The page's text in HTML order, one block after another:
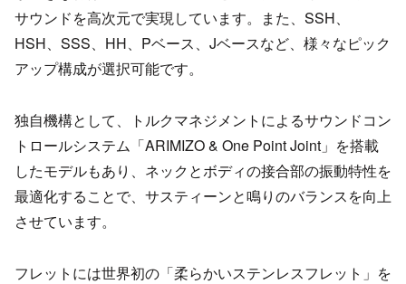
サウンドを高次元で実現しています。また、SSH、
HSH、SSS、HH、Pベース、Jベースなど、様々なピック
アップ構成が選択可能です。
独自機構として、トルクマネジメントによるサウンドコン
トロールシステム「ARIMIZO & One Point Joint」を搭載
したモデルもあり、ネックとボディの接合部の振動特性を
最適化することで、サスティーンと鳴りのバランスを向上
させています。
フレットには世界初の「柔らかいステンレスフレット」を